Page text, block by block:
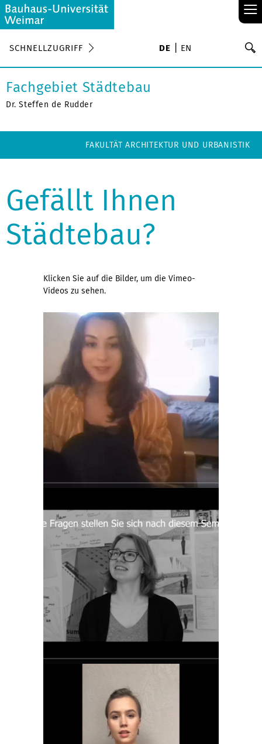
≡
SCHNELLZUGRIFF DE EN
Fachgebiet Städtebau
Dr. Steffen de Rudder
FAKULTÄT ARCHITEKTUR UND URBANISTIK
Gefällt Ihnen
Städtebau?
Klicken Sie auf die Bilder, um die Vimeo-
Videos zu sehen.